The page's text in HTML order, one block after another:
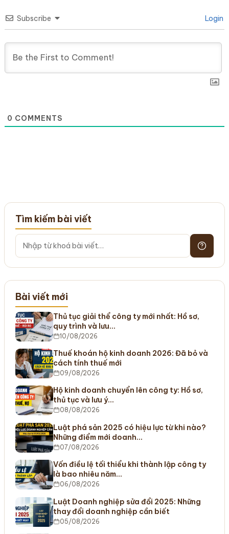
Subscribe Login
0 COMMENTS
Tìm kiếm bài viết
Bài viết mới
Thủ tục giải thể công ty mới nhất: Hồ sơ,
quy trình và lưu…
10/08/2026
Thuế khoán hộ kinh doanh 2026: Đã bỏ và
cách tính thuế mới
09/08/2026
Hộ kinh doanh chuyển lên công ty: Hồ sơ,
thủ tục và lưu ý…
08/08/2026
Luật phá sản 2025 có hiệu lực từ khi nào?
Những điểm mới doanh…
07/08/2026
Vốn điều lệ tối thiểu khi thành lập công ty
là bao nhiêu năm…
06/08/2026
Luật Doanh nghiệp sửa đổi 2025: Những
thay đổi doanh nghiệp cần biết
05/08/2026